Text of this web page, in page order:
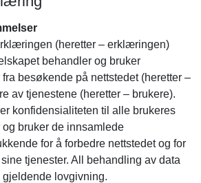
(heretter – erklæringen)
behandler og bruker
besøkende på nettstedet (heretter –
av tjenestene (heretter – brukere).
konfidensialiteten til alle brukeres
bruker de innsamlede
for å forbedre nettstedet og for
tjenester. All behandling av data
lovgivning.